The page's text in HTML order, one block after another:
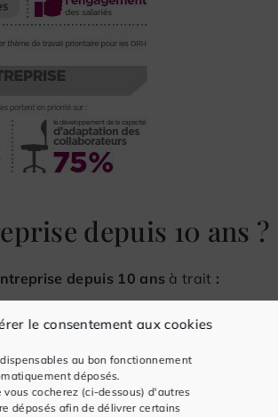
le consentement aux cookies
au bon fonctionnement
déposés.
vous cocherez (ci-dessous) d'autres
déposés afin de délivrer certains
depuis 10 ans ?
depuis 10 ans à trait :
de 74% des répondants).
constituent une opportunité